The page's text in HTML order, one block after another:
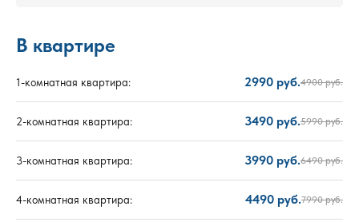
В квартире
1-комнатная квартира: 2990 руб.4900 руб.
2-комнатная квартира: 3490 руб.5990 руб.
3-комнатная квартира: 3990 руб.6490 руб.
4-комнатная квартира: 4490 руб.7990 руб.